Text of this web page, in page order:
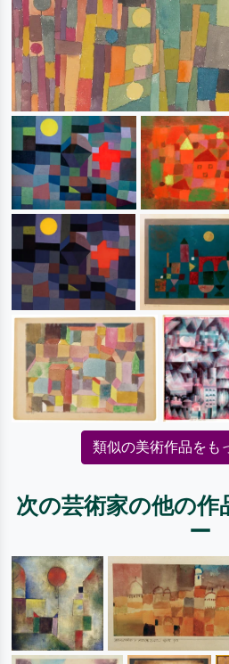
類似の美術作品をも
次の芸術家の他の作
ー